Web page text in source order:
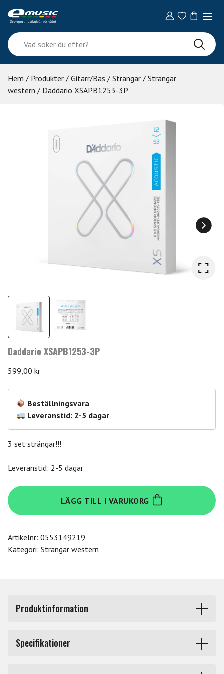
content
Vad
söker
du
efter?
Hem / Produkter / Gitarr/Bas / Strängar / Strängar
western / Daddario XSAPB1253-3P
Daddario XSAPB1253-3P
599,00 kr
Beställningsvara
Leveranstid: 2-5 dagar
3 set strängar!!!
Leveranstid: 2-5 dagar
Daddario
XSAPB1253-
3P
LÄGG TILL I VARUKORG
Artikelnr: 0553149219
Kategori: Strängar western
Produktinformation
Specifikationer